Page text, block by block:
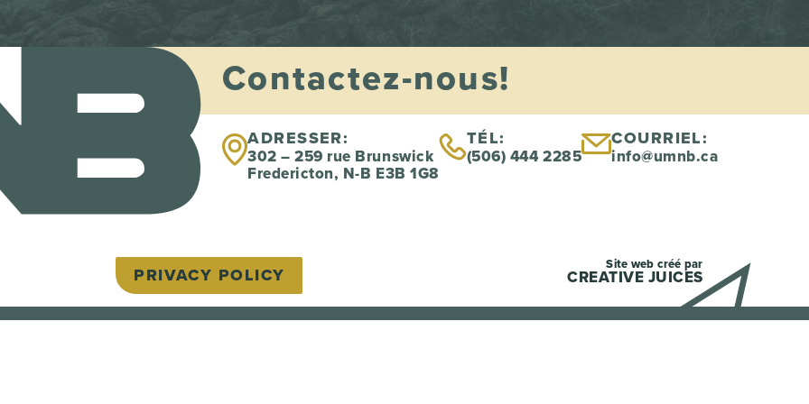
Contactez-nous!
ADRESSER:
302 – 259 rue Brunswick
Fredericton, N-B E3B 1G8
TÉL:
(506) 444 2285
COURRIEL:
info@umnb.ca
PRIVACY POLICY Site web créé par
CREATIVE JUICES